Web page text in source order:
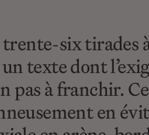
six tirades
texte dont
pas à franchir.
en